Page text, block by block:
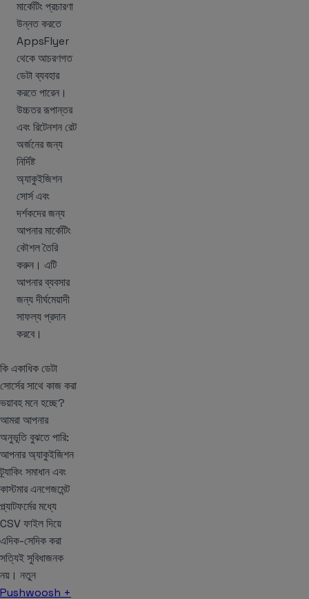
মার্কেটিং প্রচারণা
উন্নত করতে
AppsFlyer
থেকে আচরণগত
ডেটা ব্যবহার
করতে পারেন।
উচ্চতর রূপান্তর
এবং রিটেনশন রেট
অর্জনের জন্য
নির্দিষ্ট
অ্যাকুইজিশন
সোর্স এবং
দর্শকদের জন্য
আপনার মার্কেটিং
কৌশল তৈরি
করুন। এটি
আপনার ব্যবসার
জন্য দীর্ঘমেয়াদী
সাফল্য প্রদান
করবে।
কি একাধিক ডেটা
সোর্সের সাথে কাজ করা
ভয়াবহ মনে হচ্ছে?
আমরা আপনার
অনুভূতি বুঝতে পারি:
আপনার অ্যাকুইজিশন
ট্র্যাকিং সমাধান এবং
কাস্টমার এনগেজমেন্ট
প্ল্যাটফর্মের মধ্যে
CSV ফাইল দিয়ে
এদিক-সেদিক করা
সত্যিই সুবিধাজনক
নয়। নতুন
Pushwoosh +